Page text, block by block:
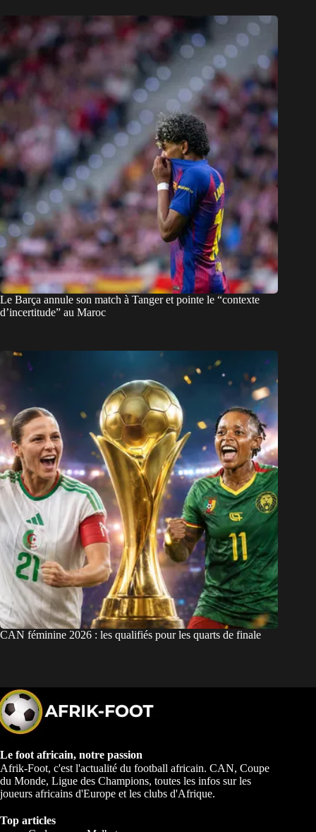
Le Barça annule son match à Tanger et pointe le “contexte
d’incertitude” au Maroc
CAN féminine 2026 : les qualifiés pour les quarts de finale
Le foot africain, notre passion
Afrik-Foot, c'est l'actualité du football africain. CAN, Coupe
du Monde, Ligue des Champions, toutes les infos sur les
joueurs africains d'Europe et les clubs d'Afrique.
Top articles